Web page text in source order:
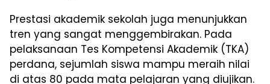
Prestasi akademik sekolah juga menunjukkan
tren yang sangat menggembirakan. Pada
pelaksanaan Tes Kompetensi Akademik (TKA)
perdana, sejumlah siswa mampu meraih nilai
di atas 80 pada mata pelajaran yang diujikan.